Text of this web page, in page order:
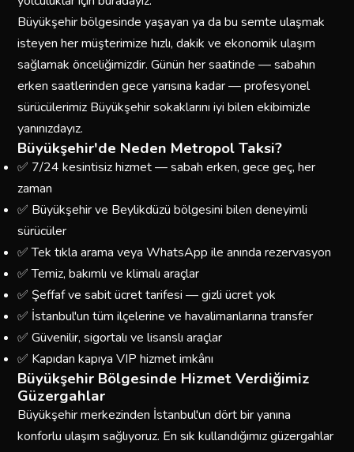
Büyükşehir bölgesinde yaşayan ya da bu semte ulaşmak
isteyen her müşterimize hızlı, dakik ve ekonomik ulaşım
sağlamak önceliğimizdir. Günün her saatinde — sabahın
erken saatlerinden gece yarısına kadar — profesyonel
sürücülerimiz Büyükşehir sokaklarını iyi bilen ekibimizle
yanınızdayız.
Büyükşehir'de Neden Metropol Taksi?
✅ 7/24 kesintisiz hizmet — sabah erken, gece geç, her
zaman
✅ Büyükşehir ve Beylikdüzü bölgesini bilen deneyimli
sürücüler
✅ Tek tıkla arama veya WhatsApp ile anında rezervasyon
✅ Temiz, bakımlı ve klimalı araçlar
✅ Şeffaf ve sabit ücret tarifesi — gizli ücret yok
✅ İstanbul'un tüm ilçelerine ve havalimanlarına transfer
✅ Güvenilir, sigortalı ve lisanslı araçlar
✅ Kapıdan kapıya VIP hizmet imkânı
Büyükşehir Bölgesinde Hizmet Verdiğimiz
Güzergahlar
Büyükşehir merkezinden İstanbul'un dört bir yanına
konforlu ulaşım sağlıyoruz. En sık kullandığımız güzergahlar